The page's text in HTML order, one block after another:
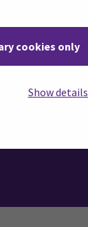
cookies only
Show
kokeilla